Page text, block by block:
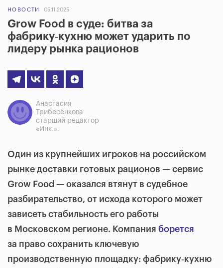
НОВОСТИ 05.11.2025
Grow Food в суде: битва за
фабрику‑кухню может ударить по
лидеру рынка рационов
Анастасия
Трибесёнкова
старший редактор
«Инк.».
Один из крупнейших игроков на российском
рынке доставки готовых рационов — сервис
Grow Food — оказался втянут в судебное
разбирательство, от исхода которого может
зависеть стабильность его работы
в Московском регионе. Компания борется
за право сохранить ключевую
производственную площадку: фабрику‑кухню